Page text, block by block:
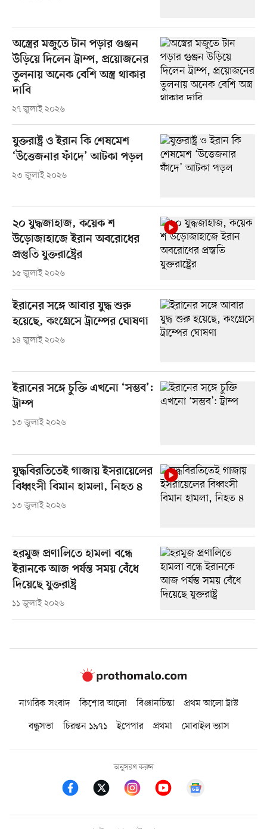
অস্ত্রের মজুতে টান পড়ার গুঞ্জন
উড়িয়ে দিলেন ট্রাম্প, প্রয়োজনের
তুলনায় অনেক বেশি অস্ত্র থাকার
দাবি
২৭ জুলাই ২০২৬
যুক্তরাষ্ট্র ও ইরান কি শেষমেশ
‘উত্তেজনার ফাঁদে’ আটকা পড়ল
২৩ জুলাই ২০২৬
২০ যুদ্ধজাহাজ, কয়েক শ
উড়োজাহাজে ইরান অবরোধের
প্রস্তুতি যুক্তরাষ্ট্রের
১৫ জুলাই ২০২৬
ইরানের সঙ্গে আবার যুদ্ধ শুরু
হয়েছে, কংগ্রেসে ট্রাম্পের ঘোষণা
১৪ জুলাই ২০২৬
ইরানের সঙ্গে চুক্তি এখনো ‘সম্ভব’:
ট্রাম্প
১৩ জুলাই ২০২৬
যুদ্ধবিরতিতেই গাজায় ইসরায়েলের
বিধ্বংসী বিমান হামলা, নিহত ৪
১৩ জুলাই ২০২৬
হরমুজ প্রণালিতে হামলা বন্ধে
ইরানকে আজ পর্যন্ত সময় বেঁধে
দিয়েছে যুক্তরাষ্ট্র
১১ জুলাই ২০২৬
নাগরিক সংবাদ কিশোর আলো বিজ্ঞানচিন্তা
প্রথম আলো ট্রাস্ট
বন্ধুসভা
চিরন্তন ১৯৭১ ইপেপার প্রথমা মোবাইল ভ্যাস
অনুসরণ করুন